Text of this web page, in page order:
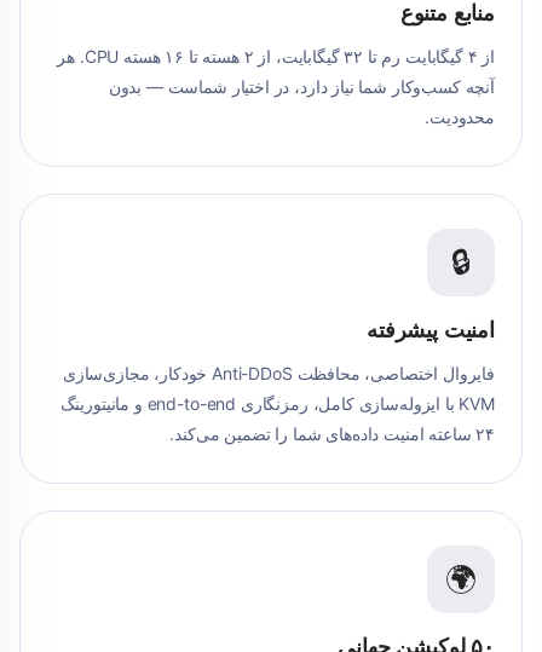
منابع متنوع
از ۴ گیگابایت رم تا ۳۲ گیگابایت، از ۲ هسته تا ۱۶ هسته CPU. هر
آنچه کسب‌وکار شما نیاز دارد، در اختیار شماست — بدون
محدودیت.
🔒
امنیت پیشرفته
فایروال اختصاصی، محافظت Anti-DDoS خودکار، مجازی‌سازی
KVM با ایزوله‌سازی کامل، رمزنگاری end-to-end و مانیتورینگ
۲۴ ساعته امنیت داده‌های شما را تضمین می‌کند.
🌍